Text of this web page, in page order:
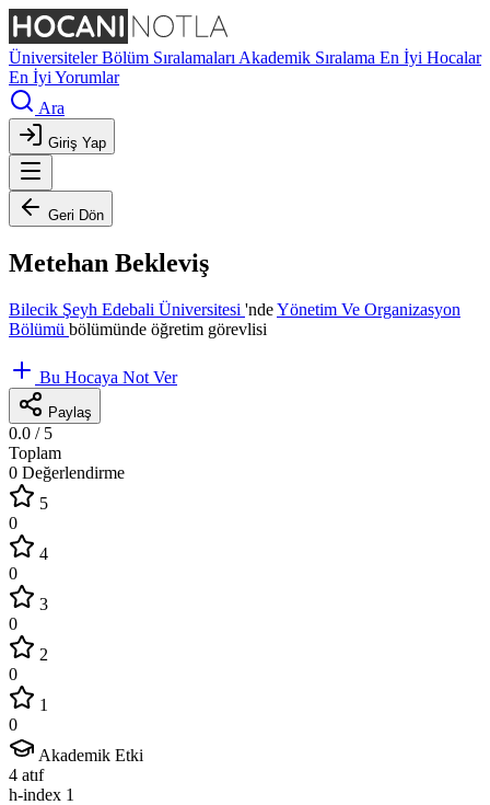
ÜniversitelerBölüm Sıralamaları Akademik Sıralama En İyi Hocalar
En İyi Yorumlar
Ara
Giriş Yap
Geri Dön
Metehan Bekleviş
Bilecik Şeyh Edebali Üniversitesi 'ndeYönetim Ve Organizasyon
Bölümü bölümünde öğretim görevlisi
Bu Hocaya Not Ver
Paylaş
0.0 / 5
Toplam
0 Değerlendirme
5
0
4
0
3
0
2
0
1
0
Akademik Etki
4 atıf
h-index 1